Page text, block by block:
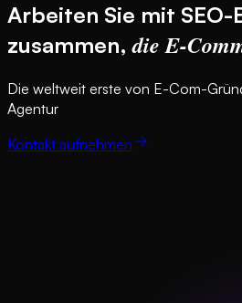
Arbeiten Sie mit SEO-
zusammen,die E-
Die weltweit erste von E-Com-
Agentur
Kontakt aufnehmen